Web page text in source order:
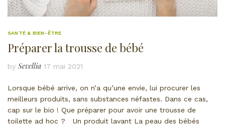
SANTÉ & BIEN-ÊTRE
Préparer la trousse de bébé
by Sevellia 17 mai 2021
Lorsque bébé arrive, on n’a qu’une envie, lui procurer les
meilleurs produits, sans substances néfastes. Dans ce cas,
cap sur le bio ! Que préparer pour avoir une trousse de
toilette ad hoc ? Un produit lavant La peau des bébés